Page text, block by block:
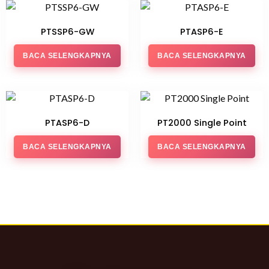
PTSSP6-GW
BACA SELENGKAPNYA
PTASP6-E
BACA SELENGKAPNYA
PTASP6-D
BACA SELENGKAPNYA
PT2000 Single Point
BACA SELENGKAPNYA